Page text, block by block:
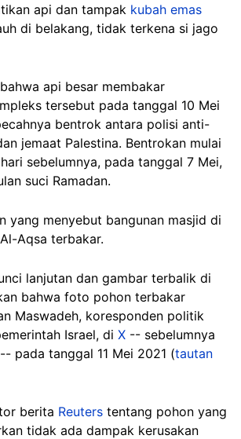
api dan tampak kubah emas
di belakang, tidak terkena si jago
bahwa api besar membakar
tersebut pada tanggal 10 Mei
bentrok antara polisi anti-
jemaat Palestina. Bentrokan mulai
sebelumnya, pada tanggal 7 Mei,
suci Ramadan.
yang menyebut bangunan masjid di
Aqsa terbakar.
lanjutan dan gambar terbalik di
bahwa foto pohon terbakar
Maswadeh, koresponden politik
Israel, di X -- sebelumnya
pada tanggal 11 Mei 2021 (tautan
berita Reuters tentang pohon yang
tidak ada dampak kerusakan